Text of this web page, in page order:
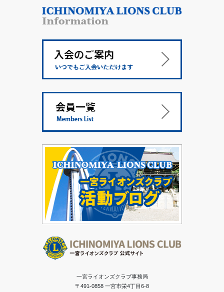
一宮ライオンズクラブ事務局
〒491-0858 一宮市栄4丁目6-8